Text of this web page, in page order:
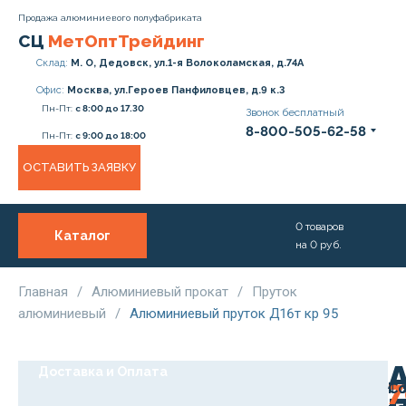
Продажа алюминиевого полуфабриката
СЦ МетОптТрейдинг
Склад: М. О, Дедовск, ул.1-я Волоколамская, д.74А
Офис: Москва, ул.Героев Панфиловцев, д.9 к.3
Пн-Пт: с 8:00 до 17.30
Пн-Пт: с 9:00 до 18:00
Звонок бесплатный
8-800-505-62-58
ОСТАВИТЬ ЗАЯВКУ
Каталог
Доставка и Оплата
0 товаров
на 0 руб.
Главная / Алюминиевый прокат /
Пруток
алюминиевый
/ Алюминиевый пруток Д16т кр 95
Т